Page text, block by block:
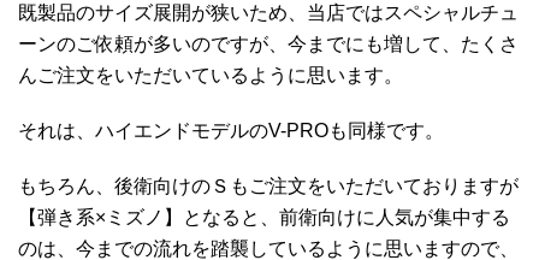
既製品のサイズ展開が狭いため、当店ではスペシャルチュ
ーンのご依頼が多いのですが、今までにも増して、たくさ
んご注文をいただいているように思います。
それは、ハイエンドモデルのV-PROも同様です。
もちろん、後衛向けのＳもご注文をいただいておりますが
【弾き系×ミズノ】となると、前衛向けに人気が集中する
のは、今までの流れを踏襲しているように思いますので、